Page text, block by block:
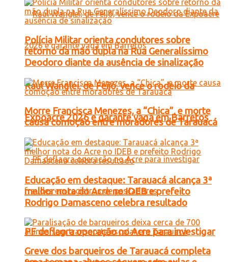
Raul Wanglei, de Feijó, vence o rodeio da
Expoacre 2026 e garante vaga em Barretos
PF deflagra operação no Acre para investigar
Polícia Militar orienta condutores sobre
retorno da mão dupla na Rua Generalíssimo
Deodoro diante da ausência de sinalização
Morre Francisca Menezes, a “Chica”, e morte
causa comoção entre moradores de Tarauacá
Educação em destaque: Tarauacá alcança 3ª
melhor nota do Acre no IDEB e prefeito
Rodrigo Damasceno celebra resultado
Greve dos barqueiros de Tarauacá completa